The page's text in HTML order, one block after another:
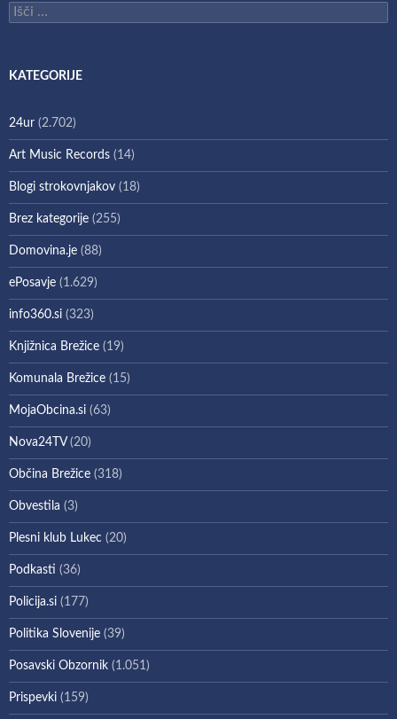
Išči:
KATEGORIJE
24ur (2.702)
Art Music Records (14)
Blogi strokovnjakov (18)
Brez kategorije (255)
Domovina.je (88)
ePosavje (1.629)
info360.si (323)
Knjižnica Brežice (19)
Komunala Brežice (15)
MojaObcina.si (63)
Nova24TV(20)
Občina Brežice (318)
Obvestila (3)
Plesni klub Lukec (20)
Podkasti (36)
Policija.si (177)
Politika Slovenije (39)
Posavski Obzornik (1.051)
Prispevki (159)